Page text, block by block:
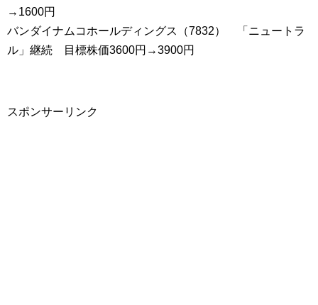
→1600円
バンダイナムコホールディングス（7832） 「ニュートラ
ル」継続 目標株価3600円→3900円
スポンサーリンク